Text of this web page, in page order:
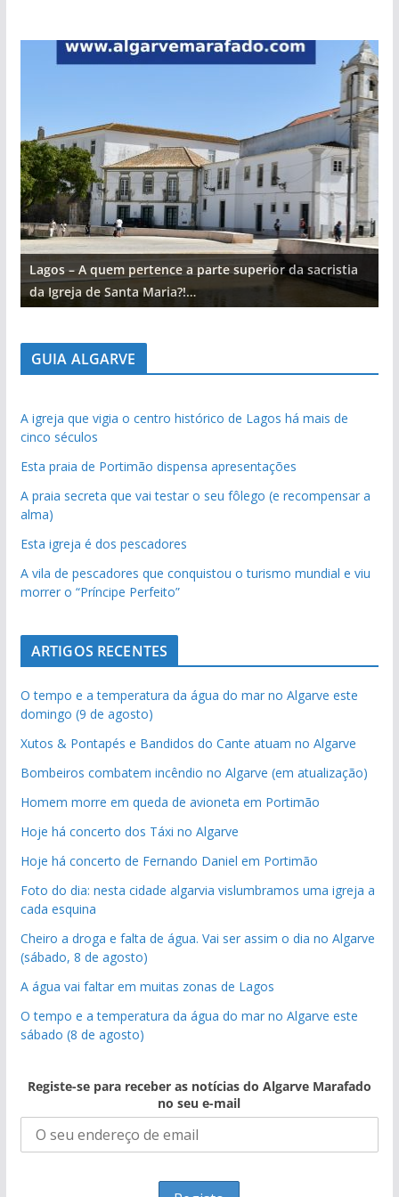
Lagos – A quem pertence a parte superior da sacristia
da Igreja de Santa Maria?!…
GUIA ALGARVE
A igreja que vigia o centro histórico de Lagos há mais de
cinco séculos
Esta praia de Portimão dispensa apresentações
A praia secreta que vai testar o seu fôlego (e recompensar a
alma)
Esta igreja é dos pescadores
A vila de pescadores que conquistou o turismo mundial e viu
morrer o “Príncipe Perfeito”
ARTIGOS RECENTES
O tempo e a temperatura da água do mar no Algarve este
domingo (9 de agosto)
Xutos & Pontapés e Bandidos do Cante atuam no Algarve
Bombeiros combatem incêndio no Algarve (em atualização)
Homem morre em queda de avioneta em Portimão
Hoje há concerto dos Táxi no Algarve
Hoje há concerto de Fernando Daniel em Portimão
Foto do dia: nesta cidade algarvia vislumbramos uma igreja a
cada esquina
Cheiro a droga e falta de água. Vai ser assim o dia no Algarve
(sábado, 8 de agosto)
A água vai faltar em muitas zonas de Lagos
O tempo e a temperatura da água do mar no Algarve este
sábado (8 de agosto)
Registe-se para receber as notícias do Algarve Marafado
no seu e-mail